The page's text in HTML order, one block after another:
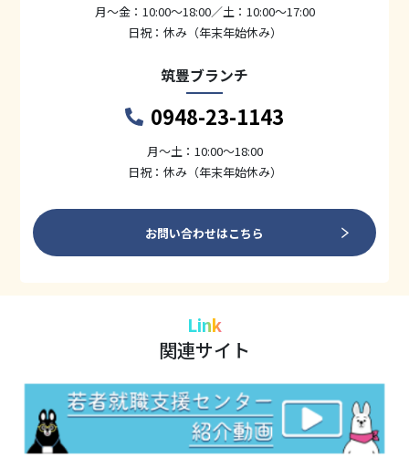
月〜金：10:00～18:00／土：10:00～17:00
日祝：休み（年末年始休み）
筑豊ブランチ
0948-23-1143
月〜土：10:00～18:00
日祝：休み（年末年始休み）
お問い合わせはこちら
Link
関連サイト